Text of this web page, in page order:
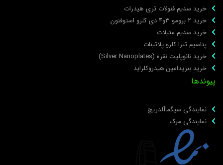
خرید سدیم فنولات تری هیدرات
خرید ۲ برومو ۳و۴ دی‌ کلرو استوفنون
خرید سدیم متیلات
پتاسیم تترا کلرو پلاتینات
خرید نانوپلیت نقره (Silver Nanoplates)
خرید بنزیدامین هیدروکلراید
نمایندگی سیگماآلدریچ
نمایندگی مرک